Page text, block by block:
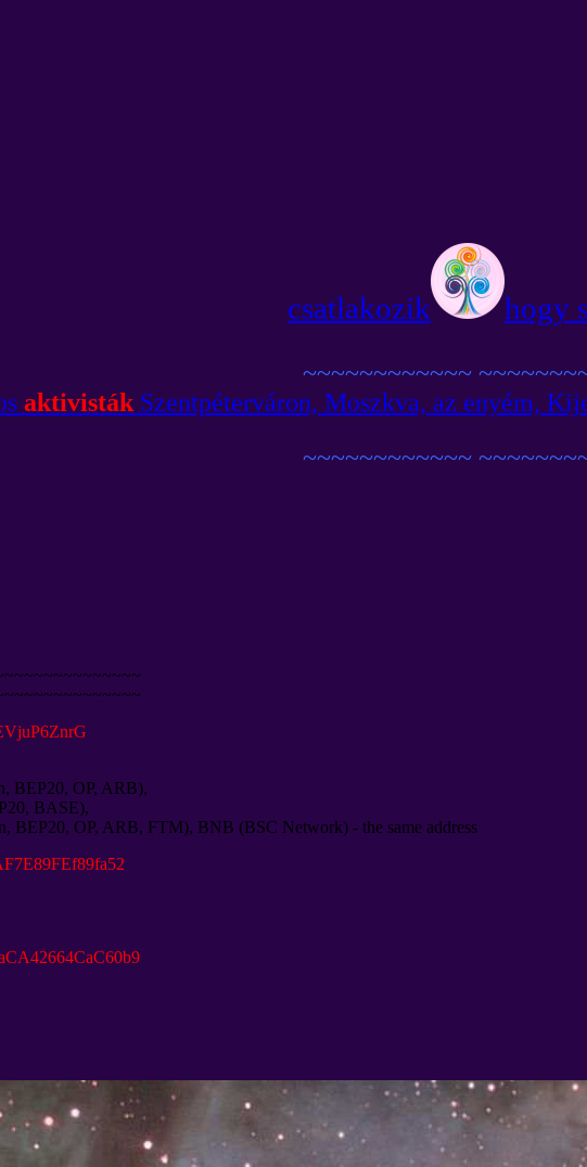
csatlakozik hogy
~~~~~~~~~~~~
aktivistákSzentpéterváron, Moszkva, az enyém,
~~~~~~~~~~~~
, BEP20, OP, ARB),
, BASE),
, BEP20, OP, ARB, FTM), BNB (BSC Network) - the same address